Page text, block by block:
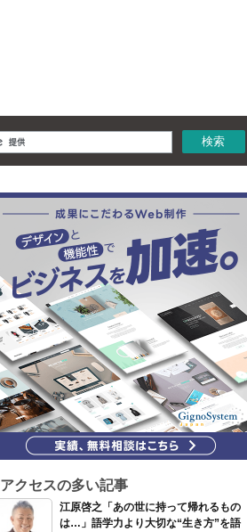
アクセスの多い記事
江原啓之「あの世に持って帰れるもの
は…」語学力より大切な“生き方”を語